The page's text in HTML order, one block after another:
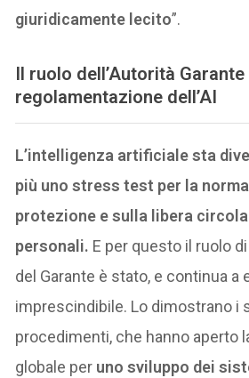
giuridicamente lecito”.
Il ruolo dell’Autorità
regolamentazione dell’AI
L’intelligenza artificiale sta
più uno stress test per la
protezione e sulla libera
personali. E per questo il ruolo
del Garante è stato, e continua a
imprescindibile. Lo dimostrano i
procedimenti, che hanno aperto
globale per uno sviluppo dei